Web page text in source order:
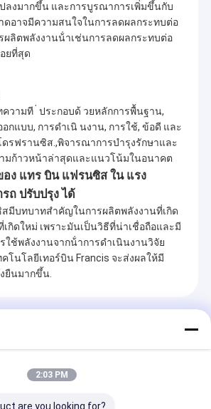
ลงมากขึ้น และการบูรณาการเพิ่มขึ้นกับ
ดอาจมีความสนใจในการลดผลกระทบต่อ
ผลิตพลังงานน้ําเช่นการลดผลกระทบต่อ
ยที่สุด
วามที ่ ประกอบด้ วยหลักการพื้นฐาน,
กแบบ, การดําเนิ นงาน, การใช้, ข้อดี และ
ดรฟรานซิส.,พิจารณาการบํารุงรักษาและ
มก้าวหน้าล่าสุดและแนวโน้มในอนาคต
ง แทร บิน แฟรนซิส ใน แรง
ถ ปรับปรุง ได้
สมีบทบาทสําคัญในการผลิตพลังงานที่เกิด
กิดใหม่ เพราะมันเป็นวิธีที่น่าเชื่อถือและมี
ใช้พลังงานจากน้ําการดําเนินงานวิจัย
โนโลยีเทอร์บิน Francis จะส่งผลให้มี
ยืนมากขึ้น.
H-
Pelton
ชม. = 97 ม.,
Qr = 0.14
ลบ.ม. /
2014-04
+
Francis
+
Turgo
D1 =
61 +
63cm
= 1.65m3 /
s + 0.85m3
/ s
n =
1000rpm +
2014-11
าลุย
H-
Turgo
Qr =
2x0.8m3 / s
n = 720rpm
2015-03
H-
D1 =
hr =
s
รานซิส
115 +
2x10.78 +
s
2:03 PM
are you looking for?